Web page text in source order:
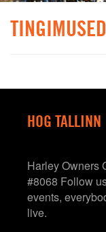
TINGIMUSED
HOG TALLINN
Harley Owners
#8068 Follow
events,
live.